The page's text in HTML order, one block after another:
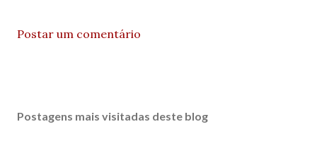
Postar um comentário
Postagens mais visitadas deste blog